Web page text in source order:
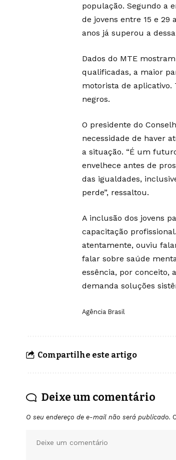
população. Segundo a
de jovens entre 15 e 29
anos já superou a
Dados do MTE
qualificadas, a maior
motorista de aplicativo.
negros.
O presidente do
necessidade de haver
a situação. “É um
envelhece antes de
das igualdades,
perde”, ressaltou.
A inclusão dos jovens
capacitação
atentamente, ouviu
falar sobre saúde
essência, por conceito,
demanda soluções
Agência Brasil
Compartilhe este artigo
Deixe um comentário
O seu endereço de e-mail não será publicado.